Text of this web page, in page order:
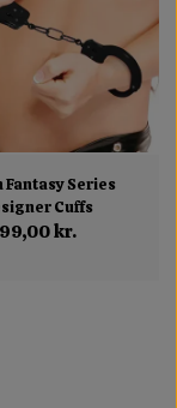
Fantasy Series
Cuffs
99,00 kr.